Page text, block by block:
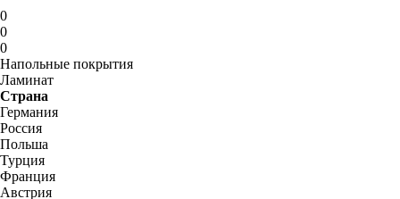
0
0
0
Напольные покрытия
Ламинат
Страна
Германия
Россия
Польша
Турция
Франция
Австрия